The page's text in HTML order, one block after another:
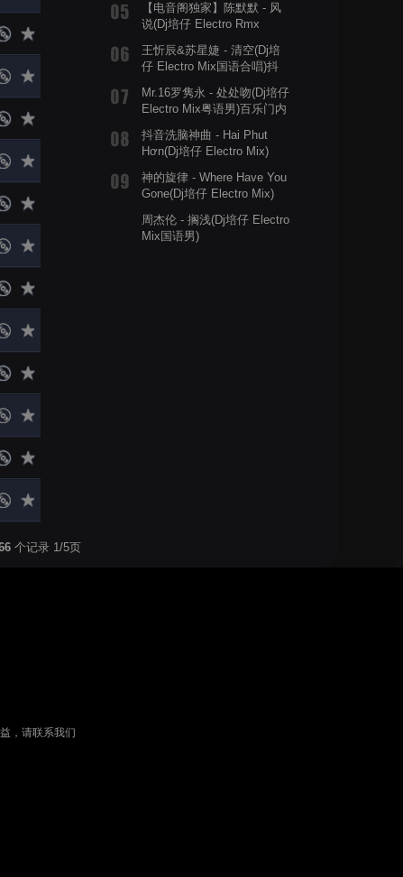
个记录 1/5页
【电音阁独家】陈默默 - 风
说(Dj培仔 Electro Rmx
王忻辰&苏星婕 - 清空(Dj培
仔 Electro Mix国语合唱)抖
Mr.16罗隽永 - 处处吻(Dj培仔
Electro Mix粤语男)百乐门内
抖音洗脑神曲 - Hai Phut
Hơn(Dj培仔 Electro Mix)
神的旋律 - Where Have You
Gone(Dj培仔 Electro Mix)
周杰伦 - 搁浅(Dj培仔 Electro
Mix国语男)
，请联系我们